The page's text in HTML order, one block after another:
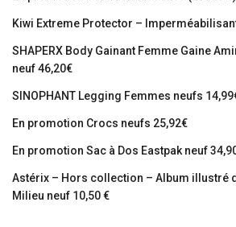
Kiwi Extreme Protector –
SHAPERX Body Gainant Femme Gaine
neuf 46,20€
SINOPHANT Legging Femmes neufs
En promotion Crocs neufs 25,92€
En promotion Sac à Dos Eastpak neuf
Astérix – Hors collection – Album illustré
Milieu neuf 10,50 €